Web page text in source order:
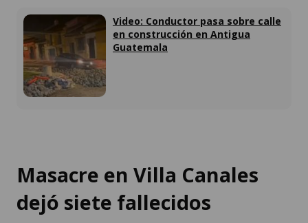
Video: Conductor pasa sobre calle
en construcción en Antigua
Guatemala
Masacre en Villa Canales
dejó siete fallecidos